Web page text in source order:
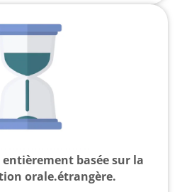
basée sur la
orale.étrangère.